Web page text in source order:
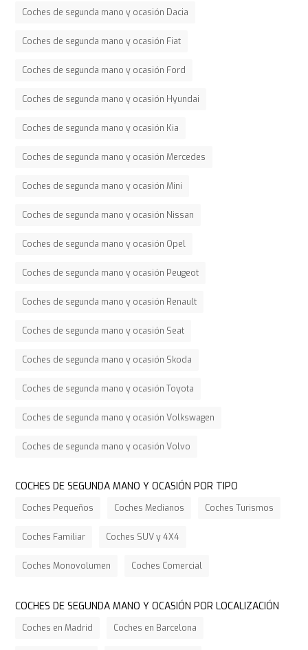
Coches de segunda mano y ocasión Dacia
Coches de segunda mano y ocasión Fiat
Coches de segunda mano y ocasión Ford
Coches de segunda mano y ocasión Hyundai
Coches de segunda mano y ocasión Kia
Coches de segunda mano y ocasión Mercedes
Coches de segunda mano y ocasión Mini
Coches de segunda mano y ocasión Nissan
Coches de segunda mano y ocasión Opel
Coches de segunda mano y ocasión Peugeot
Coches de segunda mano y ocasión Renault
Coches de segunda mano y ocasión Seat
Coches de segunda mano y ocasión Skoda
Coches de segunda mano y ocasión Toyota
Coches de segunda mano y ocasión Volkswagen
Coches de segunda mano y ocasión Volvo
COCHES DE SEGUNDA MANO Y OCASIÓN POR TIPO
Coches Pequeños Coches Medianos Coches Turismos
Coches Familiar Coches SUV y 4X4
Coches Monovolumen Coches Comercial
COCHES DE SEGUNDA MANO Y OCASIÓN POR LOCALIZACIÓN
Coches en Madrid Coches en Barcelona